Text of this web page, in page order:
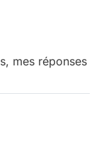
mes réponses